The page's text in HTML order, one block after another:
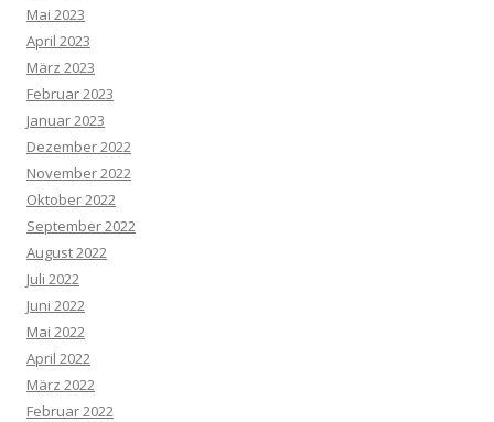
Mai 2023
April 2023
März 2023
Februar 2023
Januar 2023
Dezember 2022
November 2022
Oktober 2022
September 2022
August 2022
Juli 2022
Juni 2022
Mai 2022
April 2022
März 2022
Februar 2022